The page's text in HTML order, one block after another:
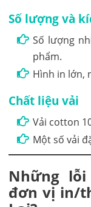
Số lượng và
Số lượng
phẩm.
Hình in lớn,
Chất liệu vải
Vải cotton
Một số vải
Những
đơn vị in/